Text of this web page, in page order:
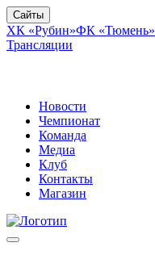
Сайты
ХК «Рубин»ФК «Тюмень»
Трансляции
Новости
Чемпионат
Команда
Медиа
Клуб
Контакты
Магазин